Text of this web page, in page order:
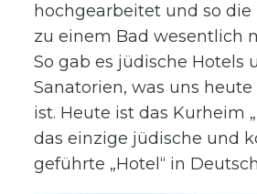
hochgearbeitet und so
zu einem Bad wesentlich
So gab es jüdische Hotels
Sanatorien, was uns
ist. Heute ist das Kurheim
das einzige jüdische und
geführte „Hotel“ in